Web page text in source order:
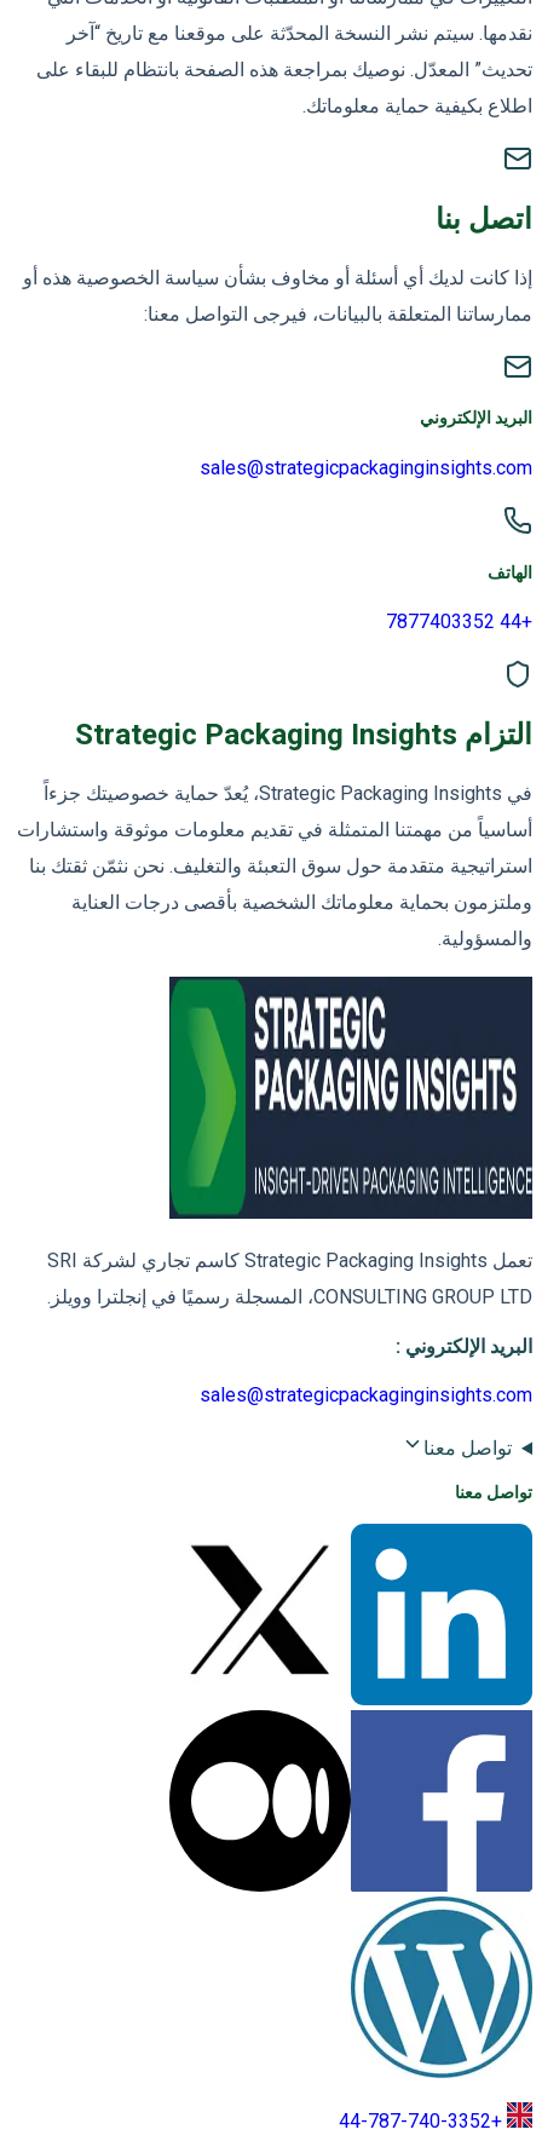
نقدمها. سيتم نشر النسخة المحدّثة على موقعنا مع تاريخ “آخر
تحديث” المعدّل. نوصيك بمراجعة هذه الصفحة بانتظام للبقاء على
اطلاع بكيفية حماية معلوماتك.
اتصل بنا
إذا كانت لديك أي أسئلة أو مخاوف بشأن سياسة الخصوصية هذه أو
ممارساتنا المتعلقة بالبيانات، فيرجى التواصل معنا:
البريد الإلكتروني
sales@strategicpackaginginsights.com
الهاتف
+44 7877403352
التزام Strategic Packaging Insights
في Strategic Packaging Insights، يُعدّ حماية خصوصيتك جزءاً
أساسياً من مهمتنا المتمثلة في تقديم معلومات موثوقة واستشارات
استراتيجية متقدمة حول سوق التعبئة والتغليف. نحن نثمّن ثقتك بنا
وملتزمون بحماية معلوماتك الشخصية بأقصى درجات العناية
والمسؤولية.
تعمل Strategic Packaging Insights كاسم تجاري لشركة SRI
CONSULTING GROUP LTD، المسجلة رسميًا في إنجلترا وويلز.
البريد الإلكتروني :
sales@strategicpackaginginsights.com
تواصل معنا
تواصل معنا
+44-787-740-3352